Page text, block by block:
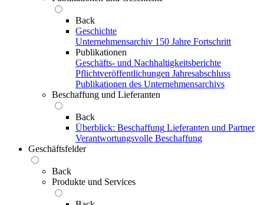
Back
Geschichte
Unternehmensarchiv 150 Jahre Fortschritt
Publikationen
Geschäfts- und Nachhaltigkeitsberichte
Pflichtveröffentlichungen Jahresabschluss
Publikationen des Unternehmensarchivs
Beschaffung und Lieferanten
Back
Überblick: Beschaffung Lieferanten und Partner
Verantwortungsvolle Beschaffung
Geschäftsfelder
Back
Produkte und Services